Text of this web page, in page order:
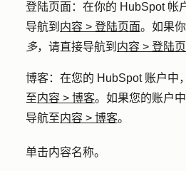
登陆页面 ：在你的 HubSpot 帐
导航到 内容 > 登陆页面。如果
多，请直接导航到 内容 > 登陆
博客：在您的 HubSpot 账户中
至内容 > 博客。如果您的账户
导航至内容 > 博客。
单击内容名称。